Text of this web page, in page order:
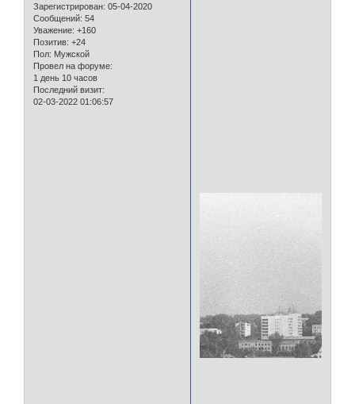
Зарегистрирован: 05-04-2020
Сообщений: 54
Уважение: +160
Позитив: +24
Пол: Мужской
Провел на форуме:
1 день 10 часов
Последний визит:
02-03-2022 01:06:57